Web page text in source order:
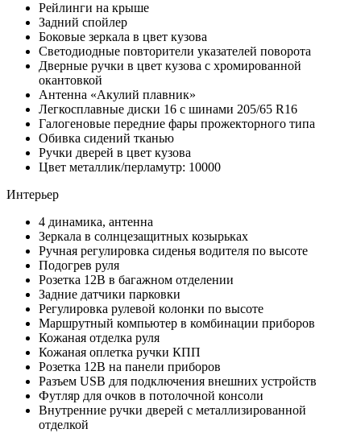
Рейлинги на крыше
Задний спойлер
Боковые зеркала в цвет кузова
Светодиодные повторители указателей поворота
Дверные ручки в цвет кузова с хромированной
окантовкой
Антенна «Акулий плавник»
Легкосплавные диски 16 с шинами 205/65 R16
Галогеновые передние фары прожекторного типа
Обивка сидений тканью
Ручки дверей в цвет кузова
Цвет металлик/перламутр: 10000
Интерьер
4 динамика, антенна
Зеркала в солнцезащитных козырьках
Ручная регулировка сиденья водителя по высоте
Подогрев руля
Розетка 12В в багажном отделении
Задние датчики парковки
Регулировка рулевой колонки по высоте
Маршрутный компьютер в комбинации приборов
Кожаная отделка руля
Кожаная оплетка ручки КПП
Розетка 12В на панели приборов
Разъем USB для подключения внешних устройств
Футляр для очков в потолочной консоли
Внутренние ручки дверей с металлизированной
отделкой